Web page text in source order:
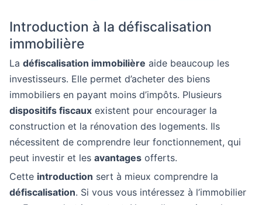
Introduction à la défiscalisation
immobilière
La défiscalisation immobilière aide beaucoup les
investisseurs. Elle permet d’acheter des biens
immobiliers en payant moins d’impôts. Plusieurs
dispositifs fiscaux existent pour encourager la
construction et la rénovation des logements. Ils
nécessitent de comprendre leur fonctionnement, qui
peut investir et les avantages offerts.
Cette introduction sert à mieux comprendre la
défiscalisation. Si vous vous intéressez à l’immobilier